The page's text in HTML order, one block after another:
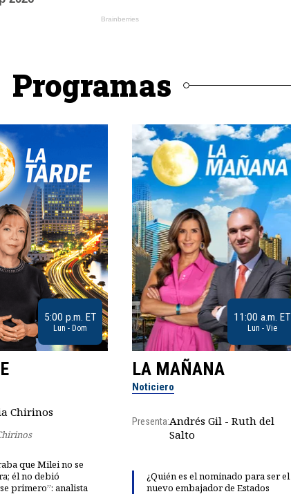
Programas
5:00 p.m. ET
Lun - Dom
Chirinos
que Milei no se
él no debió
primero”: analista
11:00 a.m. ET
Lun - Vie
LA MAÑANA
Noticiero
Presenta:Andrés Gil - Ruth del
Salto
¿Quién es el nominado para ser el
nuevo embajador de Estados